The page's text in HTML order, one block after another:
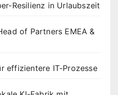
Resilienz in Urlaubszeit
of Partners EMEA &
effizientere IT-Prozesse